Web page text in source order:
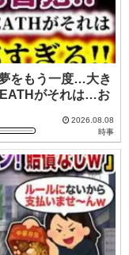
をもう一度…大き
がそれは…お
2026.08.08
時事